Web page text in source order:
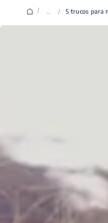
/ ... / 5 trucos para